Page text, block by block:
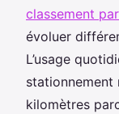
classement
évoluer
L’usage
stationnement
kilomètres